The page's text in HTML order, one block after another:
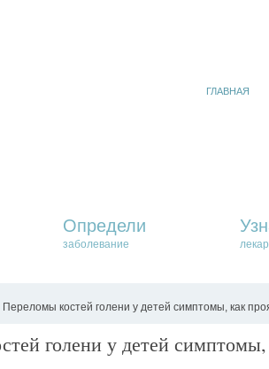
ГЛАВНАЯ
Определи
заболевание
Переломы костей голени у детей симптомы, как
голени у детей симптомы,